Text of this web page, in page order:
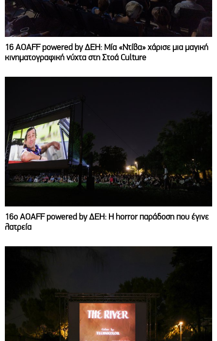
16 AOAFF powered by ΔΕΗ: Μία «Ντίβα» χάρισε μια μαγική
κινηματογραφική νύχτα στη Στοά Culture
16ο AOAFF powered by ΔΕΗ: Η horror παράδοση που έγινε
λατρεία